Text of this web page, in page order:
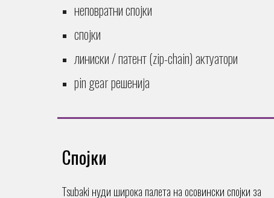
неповратни спојки
спојки
линиски / патент (zip-chain)актуатори
pin gear решенија
Спојки
Тsubaki нуди широка палета на осовински спојки за